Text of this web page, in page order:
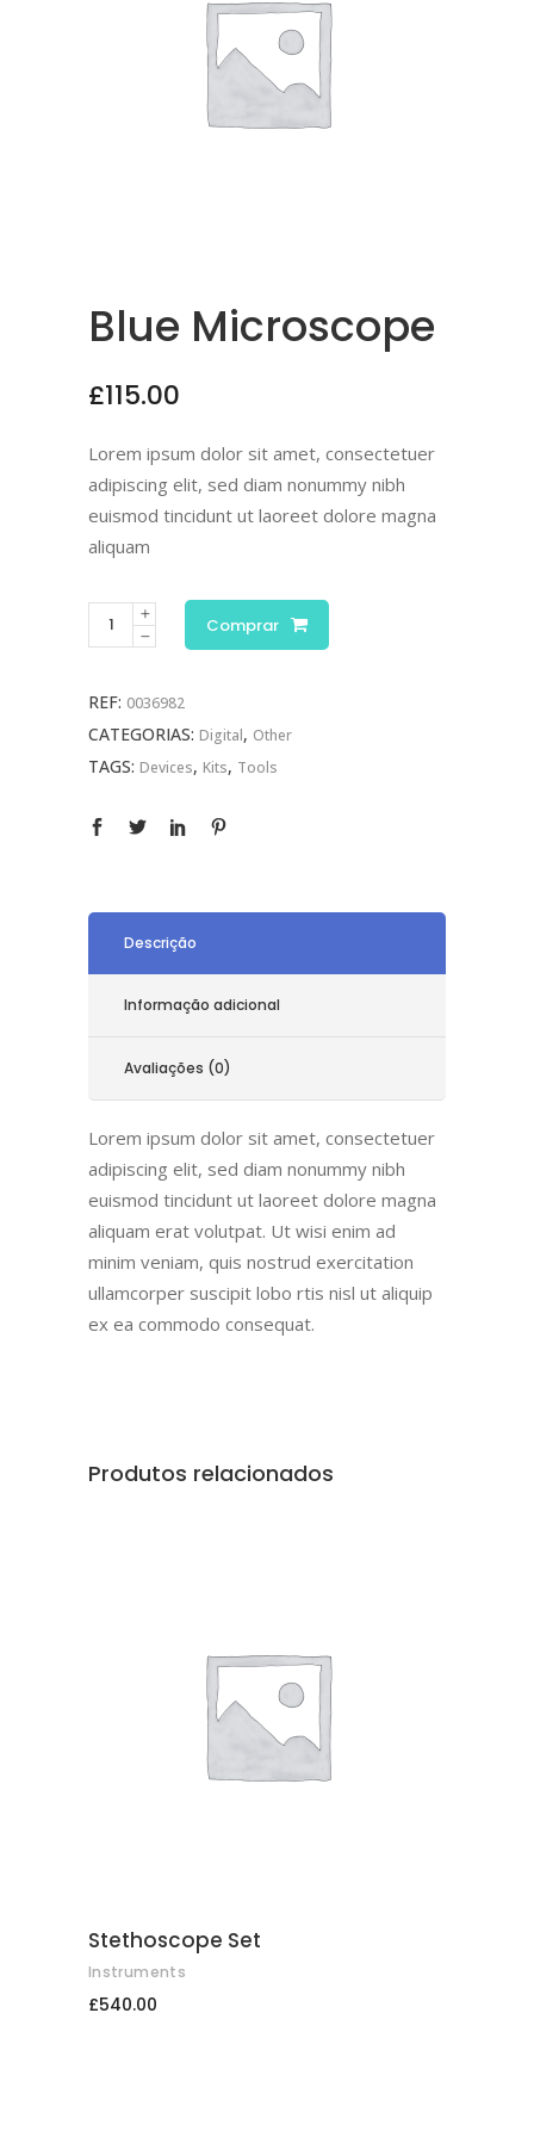
Blue Microscope
£115.00
Lorem ipsum dolor sit amet, consectetuer
adipiscing elit, sed diam nonummy nibh
euismod tincidunt ut laoreet dolore magna
aliquam
Comprar
REF: 0036982
CATEGORIAS: Digital, Other
TAGS: Devices, Kits, Tools
Descrição
Informação adicional
Avaliações (0)
Lorem ipsum dolor sit amet, consectetuer
adipiscing elit, sed diam nonummy nibh
euismod tincidunt ut laoreet dolore magna
aliquam erat volutpat. Ut wisi enim ad
minim veniam, quis nostrud exercitation
ullamcorper suscipit lobo rtis nisl ut aliquip
ex ea commodo consequat.
Produtos relacionados
COMPRAR
Stethoscope Set
Instruments
£540.00